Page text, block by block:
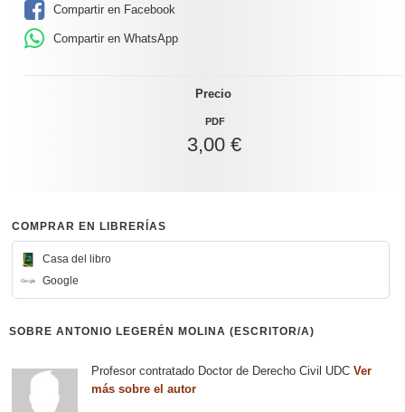
Compartir en Facebook
Compartir en WhatsApp
Precio
PDF
3,00 €
COMPRAR EN LIBRERÍAS
Casa del libro
Google
SOBRE ANTONIO LEGERÉN MOLINA (ESCRITOR/A)
Profesor contratado Doctor de Derecho Civil UDC Ver
más sobre el autor